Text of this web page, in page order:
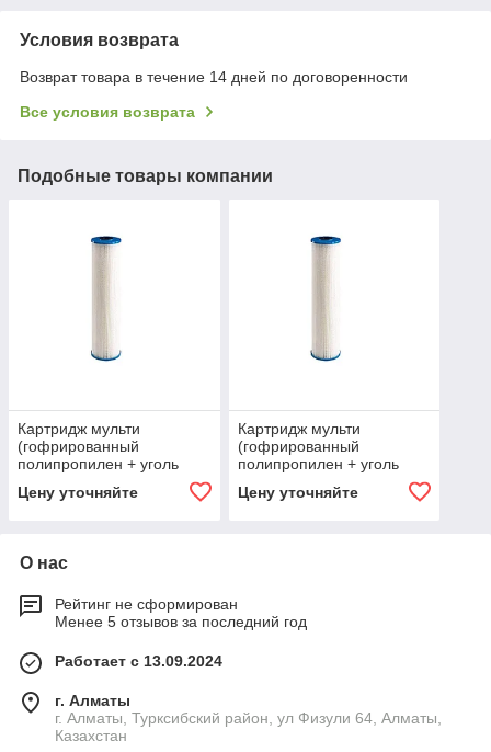
Условия возврата
Возврат товара в течение 14 дней по договоренности
Все условия возврата
Подобные товары компании
Картридж мульти
(гофрированный
полипропилен + уголь
Premium (PLC-10L)
Цену уточняйте
Картридж мульти
(гофрированный
полипропилен + уголь
Premium (PLC-20L)
Цену уточняйте
О нас
Рейтинг не сформирован
Менее 5 отзывов за последний год
Работает с 13.09.2024
г. Алматы
г. Алматы, Турксибский район, ул Физули 64, Алматы,
Казахстан